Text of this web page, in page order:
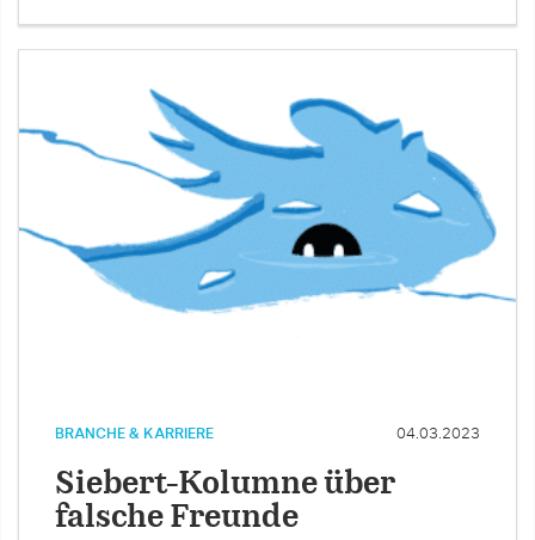
BRANCHE & KARRIERE 04.03.2023
Siebert-Kolumne über
falsche Freunde